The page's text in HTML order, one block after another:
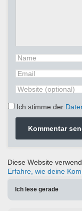
Ich stimme der
Diese Website
Erfahre, wie deine
Ich lese gerade